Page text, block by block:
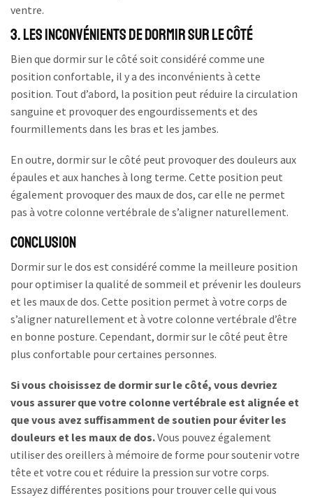
ventre.
3. Les inconvénients de dormir sur le côté
Bien que dormir sur le côté soit considéré comme une
position confortable, il y a des inconvénients à cette
position. Tout d’abord, la position peut réduire la circulation
sanguine et provoquer des engourdissements et des
fourmillements dans les bras et les jambes.
En outre, dormir sur le côté peut provoquer des douleurs aux
épaules et aux hanches à long terme. Cette position peut
également provoquer des maux de dos, car elle ne permet
pas à votre colonne vertébrale de s’aligner naturellement.
Conclusion
Dormir sur le dos est considéré comme la meilleure position
pour optimiser la qualité de sommeil et prévenir les douleurs
et les maux de dos. Cette position permet à votre corps de
s’aligner naturellement et à votre colonne vertébrale d’être
en bonne posture. Cependant, dormir sur le côté peut être
plus confortable pour certaines personnes.
Si vous choisissez de dormir sur le côté, vous devriez
vous assurer que votre colonne vertébrale est alignée et
que vous avez suffisamment de soutien pour éviter les
douleurs et les maux de dos.Vous pouvez également
utiliser des oreillers à mémoire de forme pour soutenir votre
tête et votre cou et réduire la pression sur votre corps.
Essayez différentes positions pour trouver celle qui vous